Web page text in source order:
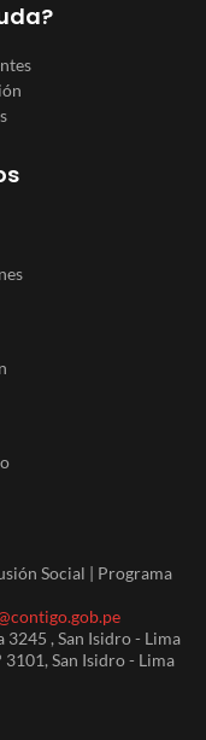
Social | Programa
3245 , San Isidro - Lima
3101, San Isidro - Lima